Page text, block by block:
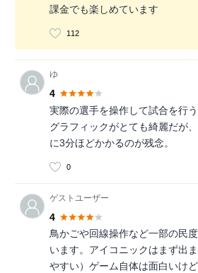
課金でも楽しめています
112
ゆ
4
実際の選手を操作して試合を行
グラフィックがとても綺麗だが
に3分ほどかかるのが残念。
0
ゲストユーザー
4
鳥かごや回線操作など一部の民
います。アイコニックはまず出
やすい）ゲーム自体は面白いけ